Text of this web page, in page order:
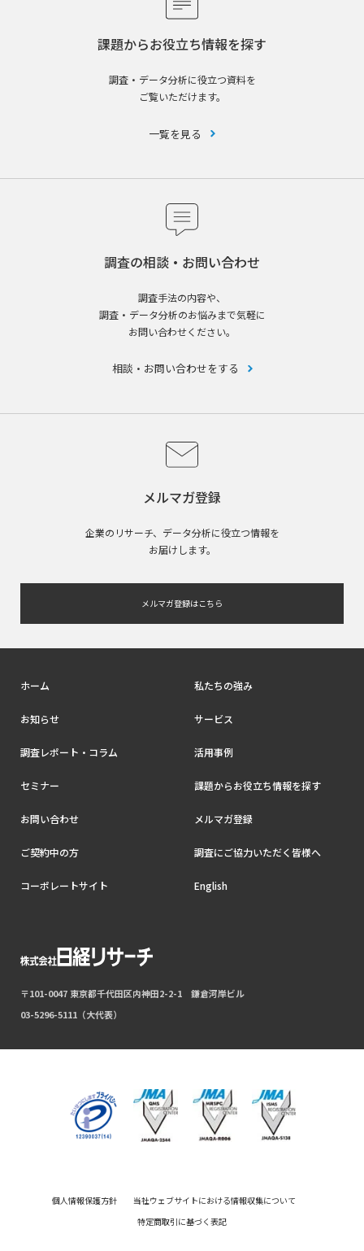
課題からお役立ち情報を探す
調査・データ分析に役立つ資料を
ご覧いただけます。
一覧を見る
調査の相談・お問い合わせ
調査手法の内容や、
調査・データ分析のお悩みまで気軽に
お問い合わせください。
相談・お問い合わせをする
メルマガ登録
企業のリサーチ、データ分析に役立つ情報を
お届けします。
メルマガ登録はこちら
ホーム 私たちの強み
お知らせ サービス
調査レポート・コラム 活用事例
セミナー 課題からお役立ち情報を探す
お問い合わせ メルマガ登録
ご契約中の方 調査にご協力いただく皆様へ
コーポレートサイト English
〒101-0047 東京都千代田区内神田2-2-1 鎌倉河岸ビル
03-5296-5111（大代表）
個人情報保護方針
当社ウェブサイトにおける情報収集について
特定商取引に基づく表記